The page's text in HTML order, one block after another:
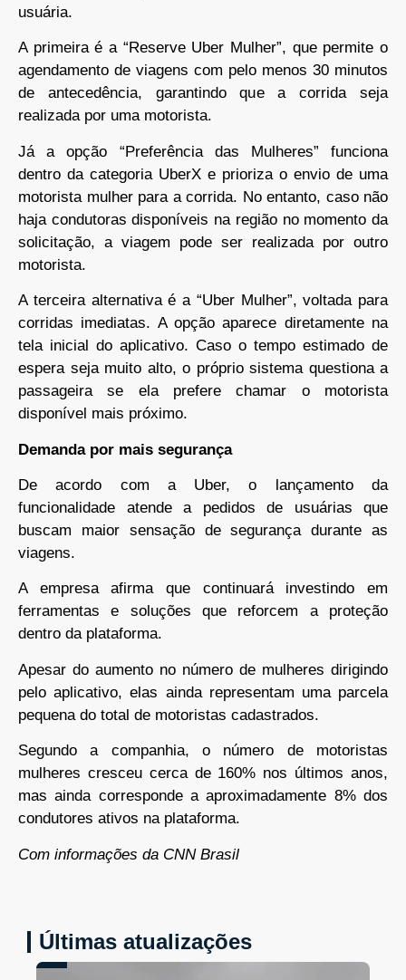
usuária.
A primeira é a “Reserve Uber Mulher”, que permite o
agendamento de viagens com pelo menos 30 minutos
de antecedência, garantindo que a corrida seja
realizada por uma motorista.
Já a opção “Preferência das Mulheres” funciona
dentro da categoria UberX e prioriza o envio de uma
motorista mulher para a corrida. No entanto, caso não
haja condutoras disponíveis na região no momento da
solicitação, a viagem pode ser realizada por outro
motorista.
A terceira alternativa é a “Uber Mulher”, voltada para
corridas imediatas. A opção aparece diretamente na
tela inicial do aplicativo. Caso o tempo estimado de
espera seja muito alto, o próprio sistema questiona a
passageira se ela prefere chamar o motorista
disponível mais próximo.
Demanda por mais segurança
De acordo com a Uber, o lançamento da
funcionalidade atende a pedidos de usuárias que
buscam maior sensação de segurança durante as
viagens.
A empresa afirma que continuará investindo em
ferramentas e soluções que reforcem a proteção
dentro da plataforma.
Apesar do aumento no número de mulheres dirigindo
pelo aplicativo, elas ainda representam uma parcela
pequena do total de motoristas cadastrados.
Segundo a companhia, o número de motoristas
mulheres cresceu cerca de 160% nos últimos anos,
mas ainda corresponde a aproximadamente 8% dos
condutores ativos na plataforma.
Com informações da CNN Brasil
Últimas atualizações